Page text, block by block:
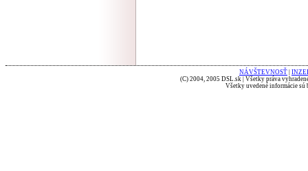
NÁVŠTEVNOSŤ
(C) 2004, 2005 DSL.sk | Všetky práva
Všetky uvedené informácie sú